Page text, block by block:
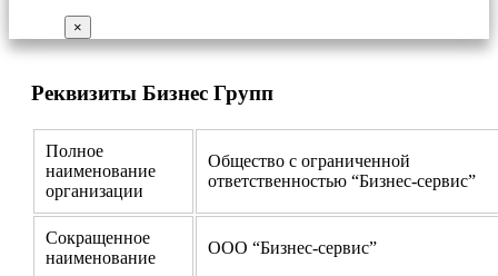
×
Реквизиты Бизнес Групп
Полное
наименование
организации
Общество с ограниченной
ответственностью “Бизнес-сервис”
Сокращенное
наименование
ООО “Бизнес-сервис”